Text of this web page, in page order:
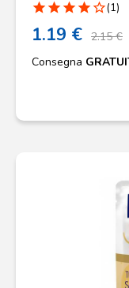
star star star star star_border(1)
1.19 € 2.15 €
Consegna